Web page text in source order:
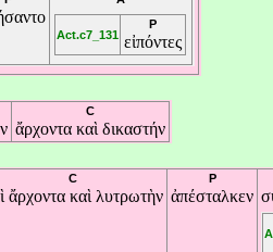
Act.c7_131
P
εἰπόντες
C
ἄρχοντα καὶ δικαστήν
C
ἄρχοντα καὶ λυτρωτὴν
P
ἀπέσταλκεν